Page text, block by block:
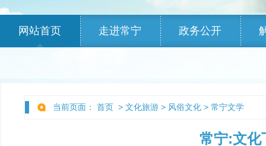
网站首页 走进常宁 政务公开
当前页面： 首页 > 文化旅游 > 风俗文化 > 常宁文学
常宁:文化